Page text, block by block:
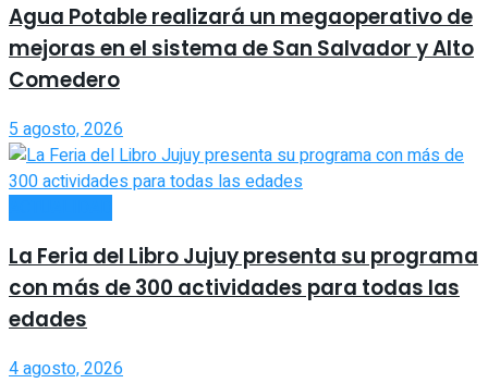
Agua Potable realizará un megaoperativo de
mejoras en el sistema de San Salvador y Alto
Comedero
5 agosto, 2026
La Feria del Libro Jujuy presenta su programa
con más de 300 actividades para todas las
edades
4 agosto, 2026